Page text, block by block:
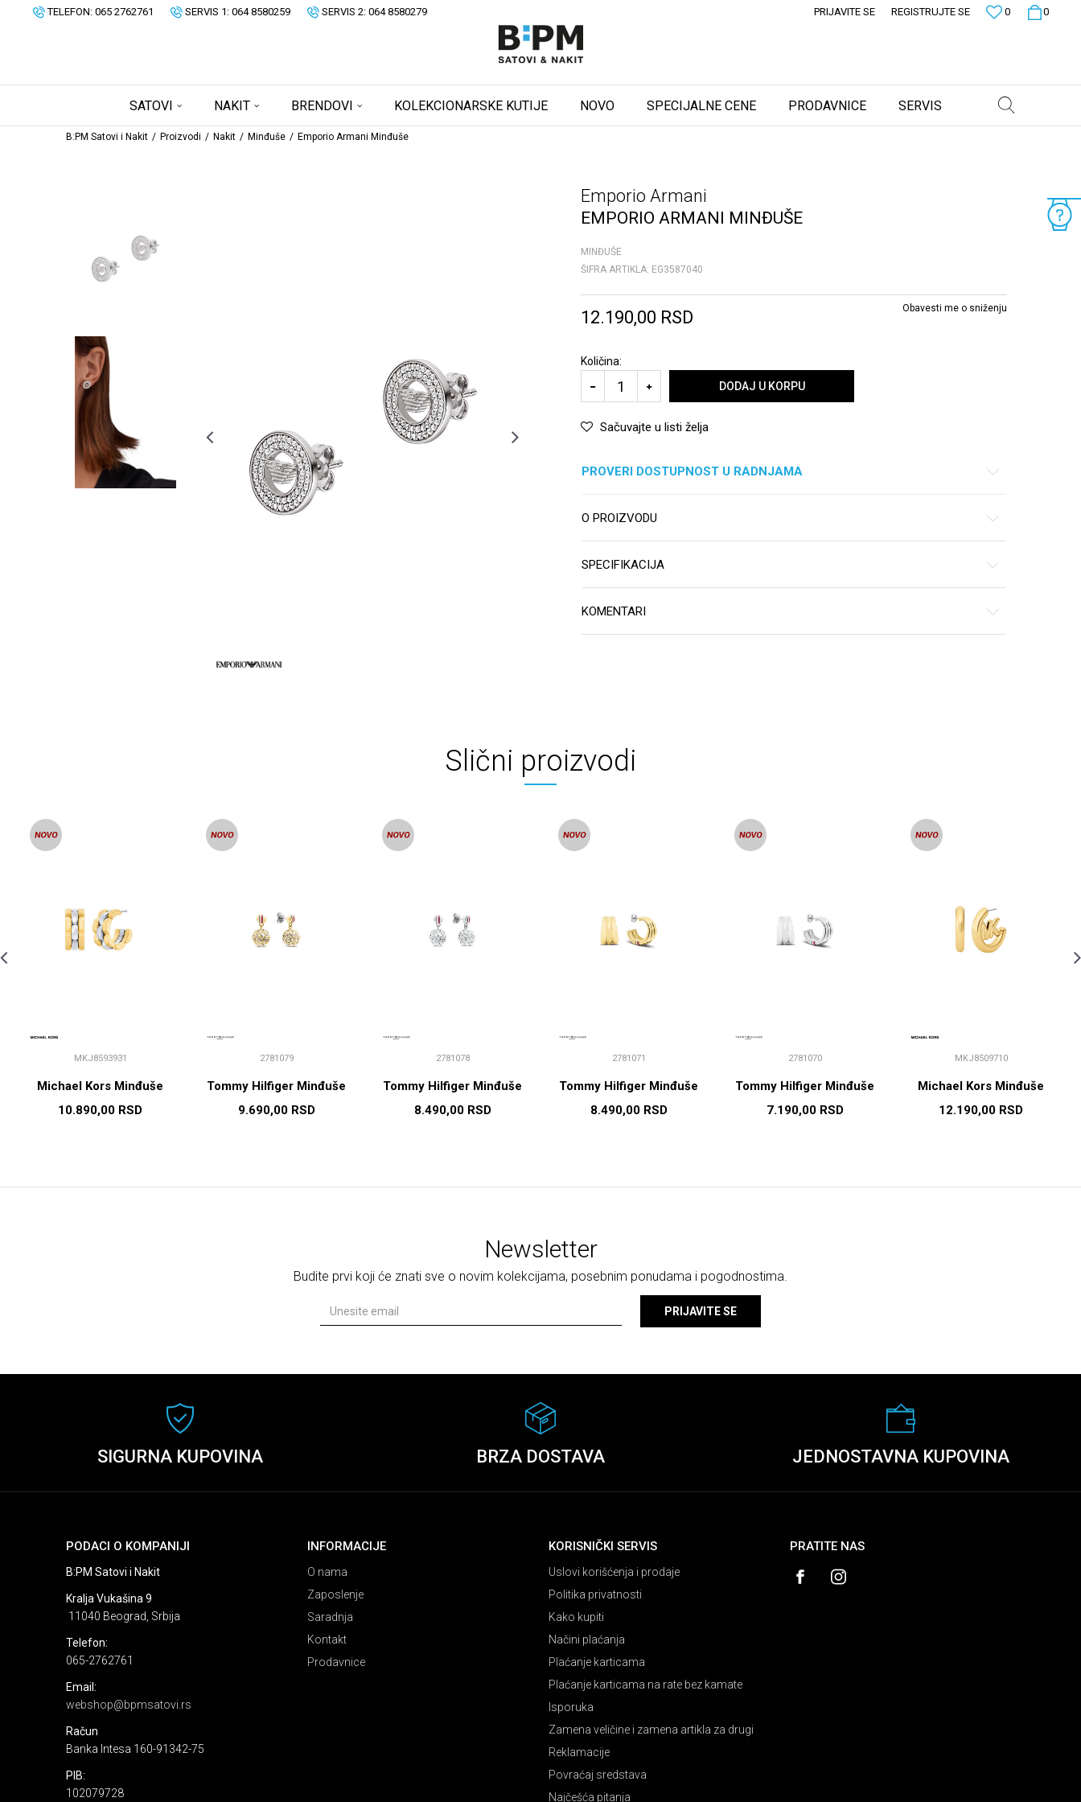
TELEFON: 065 2762761 SERVIS 1: 064 8580259 SERVIS 2: 064 8580279 0
0
PRIJAVITE SE REGISTRUJTE SE
SATOVI NAKIT BRENDOVI KOLEKCIONARSKE KUTIJE NOVO SPECIJALNE CENE PRODAVNICE SERVIS
B:PM Satovi i Nakit Proizvodi Nakit Minđuše Emporio Armani Minđuše
Emporio Armani
EMPORIO ARMANI MINĐUŠE
MINĐUŠE
ŠIFRA ARTIKLA: EG3587040
12.190,00 RSD Obavesti me o sniženju
Količina:
DODAJ U KORPU
Sačuvajte u listi želja
PROVERI DOSTUPNOST U RADNJAMA
O PROIZVODU
SPECIFIKACIJA
KOMENTARI
Slični proizvodi
MKJ8593931
Michael Kors Minđuše
10.890,00 RSD
2781079
Tommy Hilfiger Minđuše
9.690,00 RSD
2781078
Tommy Hilfiger Minđuše
8.490,00 RSD
2781071
Tommy Hilfiger Minđuše
8.490,00 RSD
2781070
Tommy Hilfiger Minđuše
7.190,00 RSD
MKJ8509710
Michael Kors Minđuše
12.190,00 RSD
Newsletter
Budite prvi koji će znati sve o novim kolekcijama, posebnim ponudama i pogodnostima.
PRIJAVITE SE
SIGURNA KUPOVINA BRZA DOSTAVA JEDNOSTAVNA KUPOVINA
PODACI O KOMPANIJI
B:PM Satovi i Nakit
Kralja Vukašina 9
11040 Beograd, Srbija
Telefon:
065-2762761
Email:
webshop@bpmsatovi.rs
Račun
Banka Intesa 160-91342-75
PIB:
102079728
INFORMACIJE
O nama
Zaposlenje
Saradnja
Kontakt
Prodavnice
KORISNIČKI SERVIS
Uslovi korišćenja i prodaje
Politika privatnosti
Kako kupiti
Načini plaćanja
Plaćanje karticama
Plaćanje karticama na rate bez kamate
Isporuka
Zamena veličine i zamena artikla za drugi
Reklamacije
Povraćaj sredstava
Najčešća pitanja
PRATITE NAS